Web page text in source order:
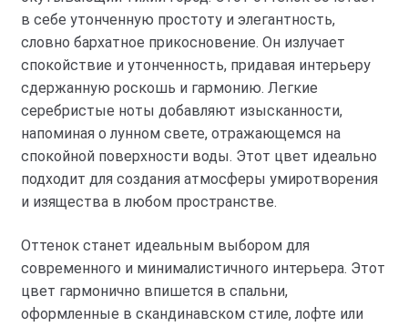
в себе утонченную простоту и элегантность,
словно бархатное прикосновение. Он излучает
спокойствие и утонченность, придавая интерьеру
сдержанную роскошь и гармонию. Легкие
серебристые ноты добавляют изысканности,
напоминая о лунном свете, отражающемся на
спокойной поверхности воды. Этот цвет идеально
подходит для создания атмосферы умиротворения
и изящества в любом пространстве.
Оттенок станет идеальным выбором для
современного и минималистичного интерьера. Этот
цвет гармонично впишется в спальни,
оформленные в скандинавском стиле, лофте или